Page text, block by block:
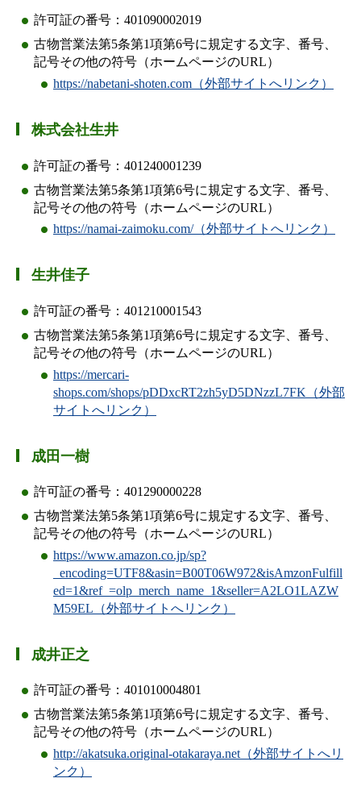
許可証の番号：401090002019
古物営業法第5条第1項第6号に規定する文字、番号、
記号その他の符号（ホームページのURL）
https://nabetani-shoten.com（外部サイトへリンク）
株式会社生井
許可証の番号：401240001239
古物営業法第5条第1項第6号に規定する文字、番号、
記号その他の符号（ホームページのURL）
https://namai-zaimoku.com/（外部サイトへリンク）
生井佳子
許可証の番号：401210001543
古物営業法第5条第1項第6号に規定する文字、番号、
記号その他の符号（ホームページのURL）
https://mercari-
shops.com/shops/pDDxcRT2zh5yD5DNzzL7FK（外部
サイトへリンク）
成田一樹
許可証の番号：401290000228
古物営業法第5条第1項第6号に規定する文字、番号、
記号その他の符号（ホームページのURL）
https://www.amazon.co.jp/sp?
_encoding=UTF8&asin=B00T06W972&isAmzonFulfill
ed=1&ref_=olp_merch_name_1&seller=A2LO1LAZW
M59EL（外部サイトへリンク）
成井正之
許可証の番号：401010004801
古物営業法第5条第1項第6号に規定する文字、番号、
記号その他の符号（ホームページのURL）
http://akatsuka.original-otakaraya.net（外部サイトへリ
ンク）